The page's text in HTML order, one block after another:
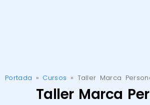
Portada » Cursos » Taller Marca
Taller Marca